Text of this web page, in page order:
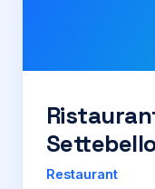
Für Firmen
Restaurant